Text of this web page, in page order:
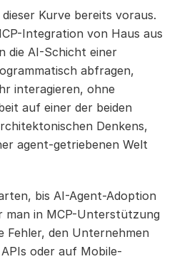
Kurve bereits voraus.
Integration von Haus aus
die AI-Schicht einer
abfragen,
interagieren, ohne
auf einer der beiden
Denkens,
agent-getriebenen Welt
bis AI-Agent-Adoption
in MCP-Unterstützung
den Unternehmen
oder auf Mobile-